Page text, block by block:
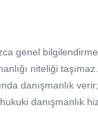
genel
niteliği
danışmanlık
danışmanlık